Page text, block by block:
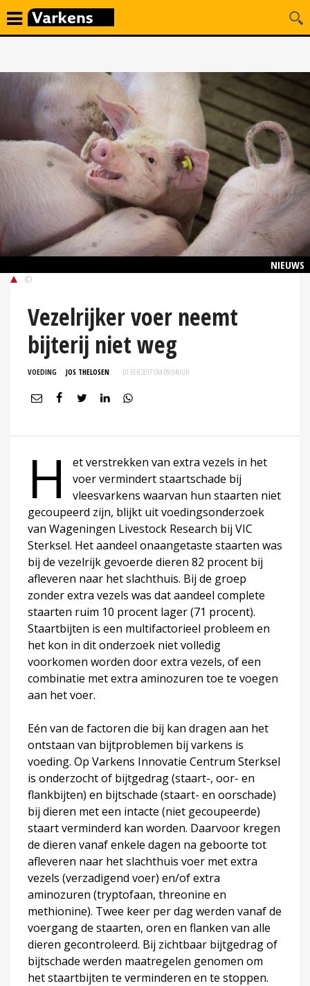
NIEUWS
©
Vezelrijker voer neemt
bijterij niet weg
VOEDING JOS THELOSEN 01 FEB 2017 OM 09:04UUR
H
et verstrekken van extra vezels in het
voer vermindert staartschade bij
vleesvarkens waarvan hun staarten niet
gecoupeerd zijn, blijkt uit voedingsonderzoek
van Wageningen Livestock Research bij VIC
Sterksel. Het aandeel onaangetaste staarten was
bij de vezelrijk gevoerde dieren 82 procent bij
afleveren naar het slachthuis. Bij de groep
zonder extra vezels was dat aandeel complete
staarten ruim 10 procent lager (71 procent).
Staartbijten is een multifactorieel probleem en
het kon in dit onderzoek niet volledig
voorkomen worden door extra vezels, of een
combinatie met extra aminozuren toe te voegen
aan het voer.
Eén van de factoren die bij kan dragen aan het
ontstaan van bijtproblemen bij varkens is
voeding. Op Varkens Innovatie Centrum Sterksel
is onderzocht of bijtgedrag (staart-, oor- en
flankbijten) en bijtschade (staart- en oorschade)
bij dieren met een intacte (niet gecoupeerde)
staart verminderd kan worden. Daarvoor kregen
de dieren vanaf enkele dagen na geboorte tot
afleveren naar het slachthuis voer met extra
vezels (verzadigend voer) en/of extra
aminozuren (tryptofaan, threonine en
methionine). Twee keer per dag werden vanaf de
voergang de staarten, oren en flanken van alle
dieren gecontroleerd. Bij zichtbaar bijtgedrag of
bijtschade werden maatregelen genomen om
het staartbijten te verminderen en te stoppen.